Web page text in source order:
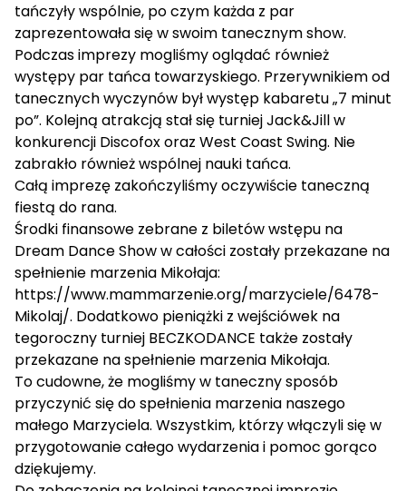
tańczyły wspólnie, po czym każda z par
zaprezentowała się w swoim tanecznym show.
Podczas imprezy mogliśmy oglądać również
występy par tańca towarzyskiego. Przerywnikiem od
tanecznych wyczynów był występ kabaretu „7 minut
po”. Kolejną atrakcją stał się turniej Jack&Jill w
konkurencji Discofox oraz West Coast Swing. Nie
zabrakło również wspólnej nauki tańca.
Całą imprezę zakończyliśmy oczywiście taneczną
fiestą do rana.
Środki finansowe zebrane z biletów wstępu na
Dream Dance Show w całości zostały przekazane na
spełnienie marzenia Mikołaja:
https://www.mammarzenie.org/marzyciele/6478-
Mikolaj/. Dodatkowo pieniążki z wejściówek na
tegoroczny turniej BECZKODANCE także zostały
przekazane na spełnienie marzenia Mikołaja.
To cudowne, że mogliśmy w taneczny sposób
przyczynić się do spełnienia marzenia naszego
małego Marzyciela. Wszystkim, którzy włączyli się w
przygotowanie całego wydarzenia i pomoc gorąco
dziękujemy.